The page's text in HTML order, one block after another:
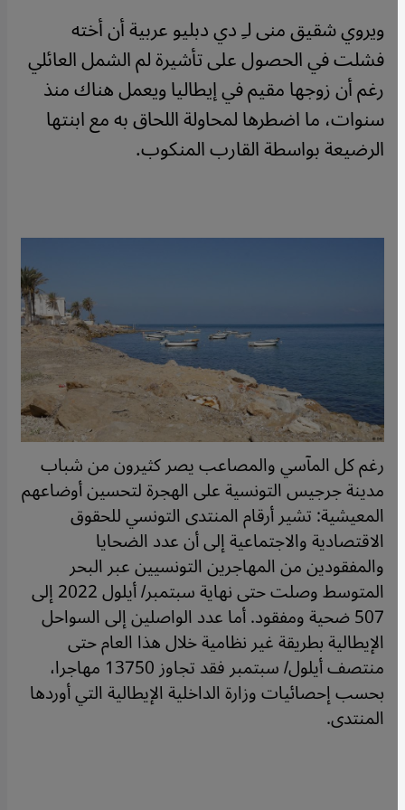
ويروي شقيق منى لـِ دي دبليو عربية أن أخته
فشلت في الحصول على تأشيرة لم الشمل العائلي
رغم أن زوجها مقيم في إيطاليا ويعمل هناك منذ
سنوات، ما اضطرها لمحاولة اللحاق به مع ابنتها
الرضيعة بواسطة القارب المنكوب.
رغم كل المآسي والمصاعب يصر كثيرون من شباب
مدينة جرجيس التونسية على الهجرة لتحسين أوضاعهم
المعيشية: تشير أرقام المنتدى التونسي للحقوق
الاقتصادية والاجتماعية إلى أن عدد الضحايا
والمفقودين من المهاجرين التونسيين عبر البحر
المتوسط وصلت حتى نهاية سبتمبر/ أيلول 2022 إلى
507 ضحية ومفقود. أما عدد الواصلين إلى السواحل
الإيطالية بطريقة غير نظامية خلال هذا العام حتى
منتصف أيلول/ سبتمبر فقد تجاوز 13750 مهاجرا،
بحسب إحصائيات وزارة الداخلية الإيطالية التي أوردها
المنتدى.